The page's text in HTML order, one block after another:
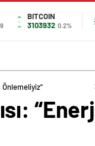
BITCOIN
3103932 0.2%
Önlemeliyiz”